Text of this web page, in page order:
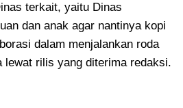
terkait, yaitu Dinas
dan anak agar nantinya kopi
dalam menjalankan roda
lewat rilis yang diterima redaksi.